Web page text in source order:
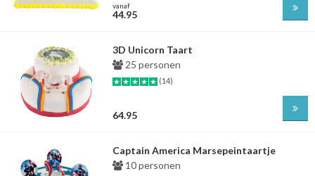
vanaf
44.95
3D Unicorn Taart
25 personen
(14)
64.95
Captain America Marsepeintaartje
10 personen